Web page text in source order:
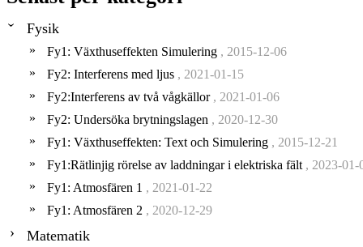
Fysik
Fy1: Växthuseffekten Simulering , 2015-12-06
Fy2: Interferens med ljus , 2021-01-15
Fy2:Interferens av två vågkällor , 2021-01-06
Fy2: Undersöka brytningslagen , 2020-12-30
Fy1: Växthuseffekten: Text och Simulering , 2015-12-21
Fy1:Rätlinjig rörelse av laddningar i elektriska fält , 2023-01-
Fy1: Atmosfären 1 , 2021-01-22
Fy1: Atmosfären 2 , 2020-12-29
Matematik